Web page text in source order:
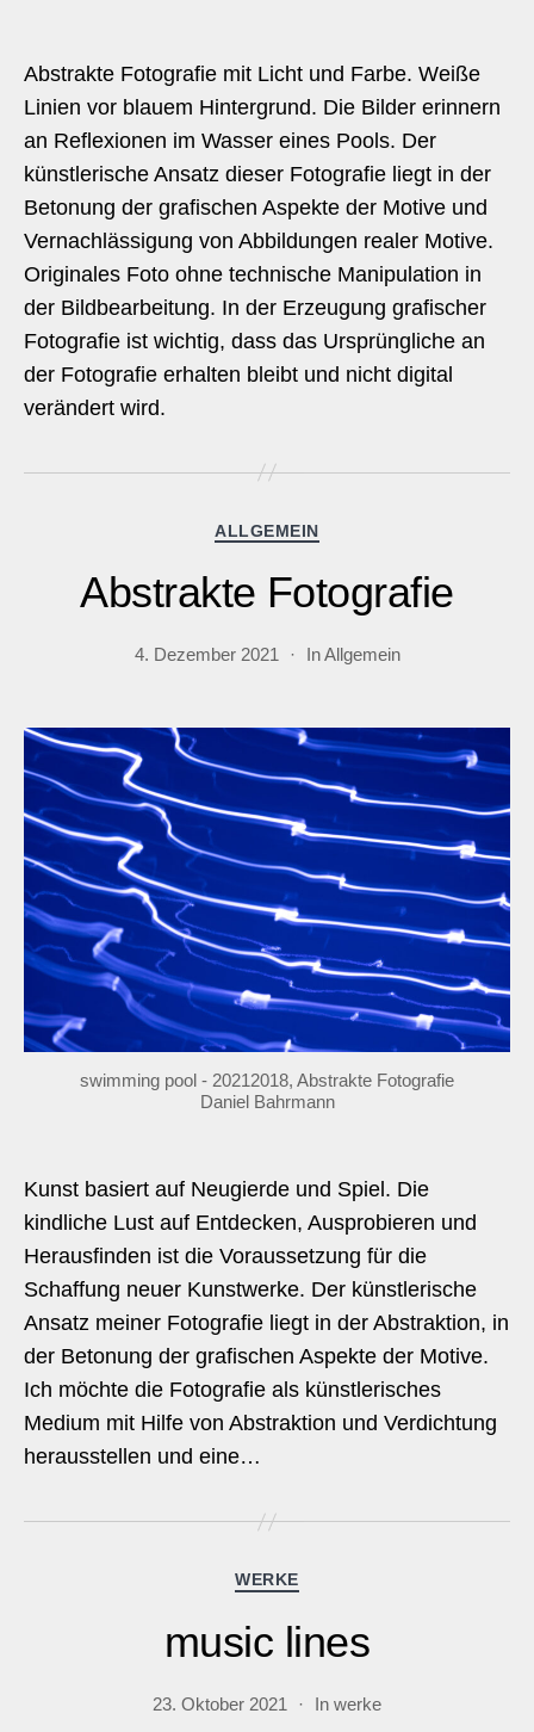
Abstrakte Fotografie mit Licht und Farbe. Weiße
Linien vor blauem Hintergrund. Die Bilder erinnern
an Reflexionen im Wasser eines Pools. Der
künstlerische Ansatz dieser Fotografie liegt in der
Betonung der grafischen Aspekte der Motive und
Vernachlässigung von Abbildungen realer Motive.
Originales Foto ohne technische Manipulation in
der Bildbearbeitung. In der Erzeugung grafischer
Fotografie ist wichtig, dass das Ursprüngliche an
der Fotografie erhalten bleibt und nicht digital
verändert wird.
Kategorien
ALLGEMEIN
Abstrakte Fotografie
4. Dezember 2021 InAllgemein
swimming pool - 20212018, Abstrakte Fotografie
Daniel Bahrmann
Kunst basiert auf Neugierde und Spiel. Die
kindliche Lust auf Entdecken, Ausprobieren und
Herausfinden ist die Voraussetzung für die
Schaffung neuer Kunstwerke. Der künstlerische
Ansatz meiner Fotografie liegt in der Abstraktion, in
der Betonung der grafischen Aspekte der Motive.
Ich möchte die Fotografie als künstlerisches
Medium mit Hilfe von Abstraktion und Verdichtung
herausstellen und eine…
Kategorien
WERKE
music lines
23. Oktober 2021 In werke